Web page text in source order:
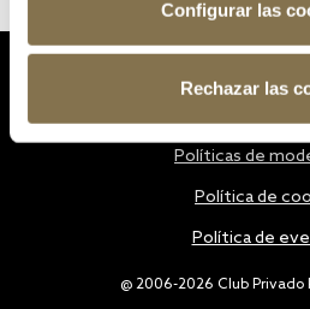
Configurar las
Rechazar las
@ 2006-2026 Club Privado
Políticas de
Política de
Política de